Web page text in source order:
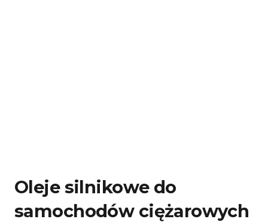
Oleje silnikowe do
samochodów ciężarowych